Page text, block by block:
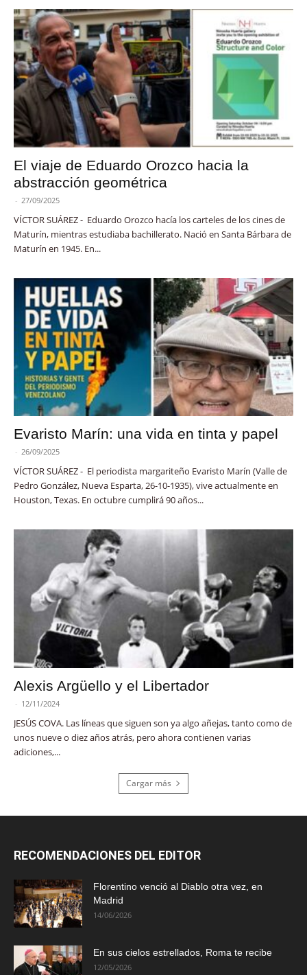
El viaje de Eduardo Orozco hacia la
abstracción geométrica
- 27/09/2025
VÍCTOR SUÁREZ - Eduardo Orozco hacía los carteles de los cines de
Maturín, mientras estudiaba bachillerato. Nació en Santa Bárbara de
Maturín en 1945. En...
Evaristo Marín: una vida en tinta y papel
- 26/09/2025
VÍCTOR SUÁREZ - El periodista margariteño Evaristo Marín (Valle de
Pedro González, Nueva Esparta, 26-10-1935), vive actualmente en
Houston, Texas. En octubre cumplirá 90 años...
Alexis Argüello y el Libertador
- 12/11/2024
JESÚS COVA. Las líneas que siguen son ya algo añejas, tanto como de
unos nueve o diez años atrás, pero ahora contienen varias
adiciones,...
Cargar más
RECOMENDACIONES DEL EDITOR
Florentino venció al Diablo otra vez, en
Madrid
14/06/2026
En sus cielos estrellados, Roma te recibe
12/05/2026